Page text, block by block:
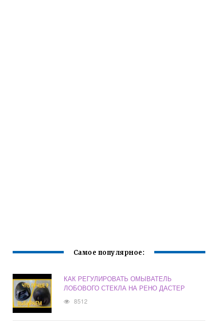
Самое популярное:
КАК РЕГУЛИРОВАТЬ ОМЫВАТЕЛЬ
ЛОБОВОГО СТЕКЛА НА РЕНО ДАСТЕР
8512